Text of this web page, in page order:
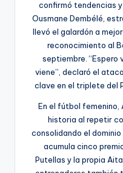
confirmó tendencias
Ousmane Dembélé,
llevó el galardón a
reconocimiento al
septiembre. “Espero
viene”, declaró el
clave en el triplete del
En el fútbol femenino,
historia al repetir
consolidando el
acumula cinco
Putellas y la propia